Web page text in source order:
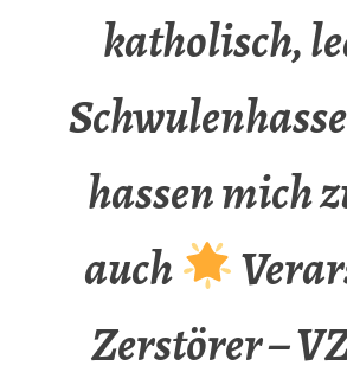
katholisch,
hassen mich
auch
Zerstörer –